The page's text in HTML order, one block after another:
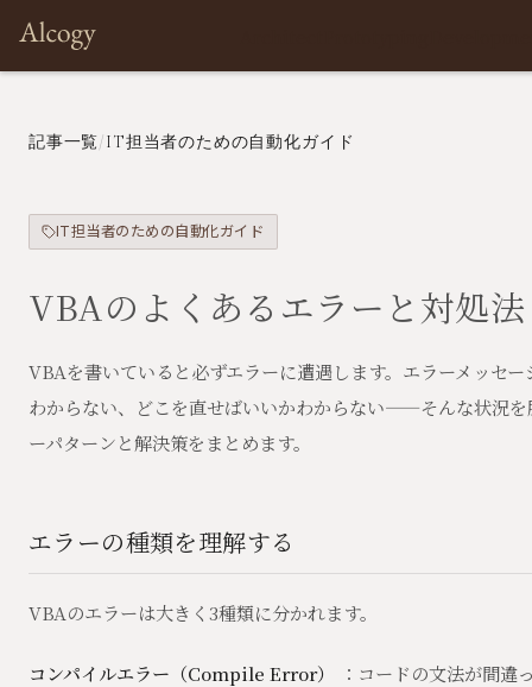
記事一覧/IT担当者のための自動化ガイド
IT担当者のための自動化ガイド
VBAのよくあるエラーと対処法
VBAを書いていると必ずエラーに遭遇します。エラーメッセ
わからない、どこを直せばいいかわからない——そんな状況を
ーパターンと解決策をまとめます。
エラーの種類を理解する
VBAのエラーは大きく3種類に分かれます。
コンパイルエラー（Compile Error）
：コードの文法が間違